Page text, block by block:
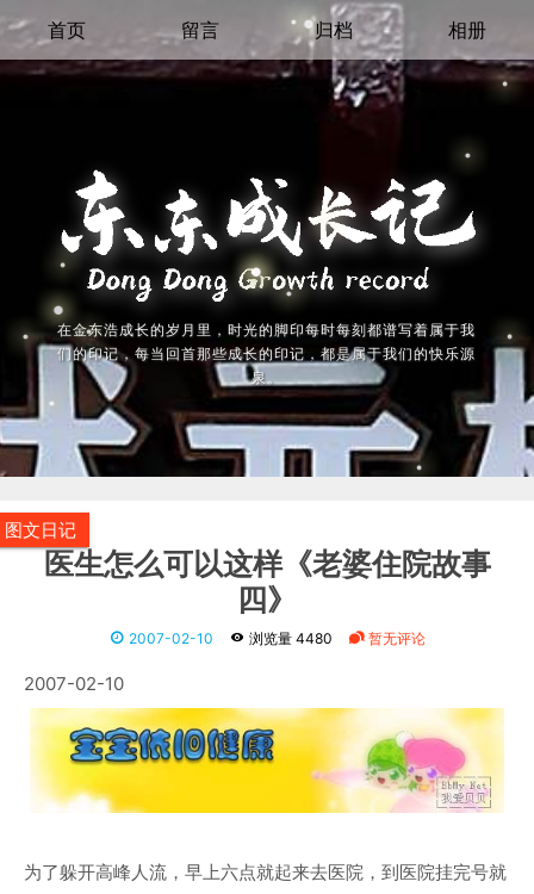
首页 留言 归档 相册
在金东浩成长的岁月里，时光的脚印每时每刻都谱写着属于我
们的印记，每当回首那些成长的印记，都是属于我们的快乐源
泉。
图文日记
医生怎么可以这样《老婆住院故事
四》
2007-02-10 浏览量 4480 暂无评论
2007-02-10
为了躲开高峰人流，早上六点就起来去医院，到医院挂完号就